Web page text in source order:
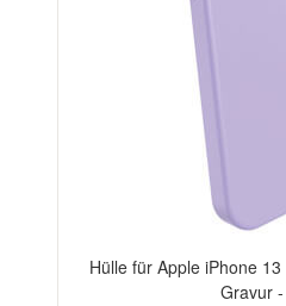
Hülle für Apple iPhone
Gravur